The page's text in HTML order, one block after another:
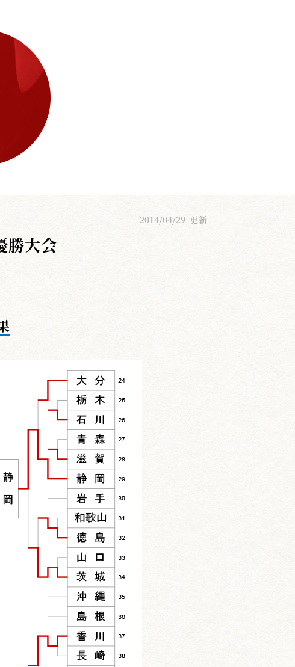
2014/04/29 更新
勝大会